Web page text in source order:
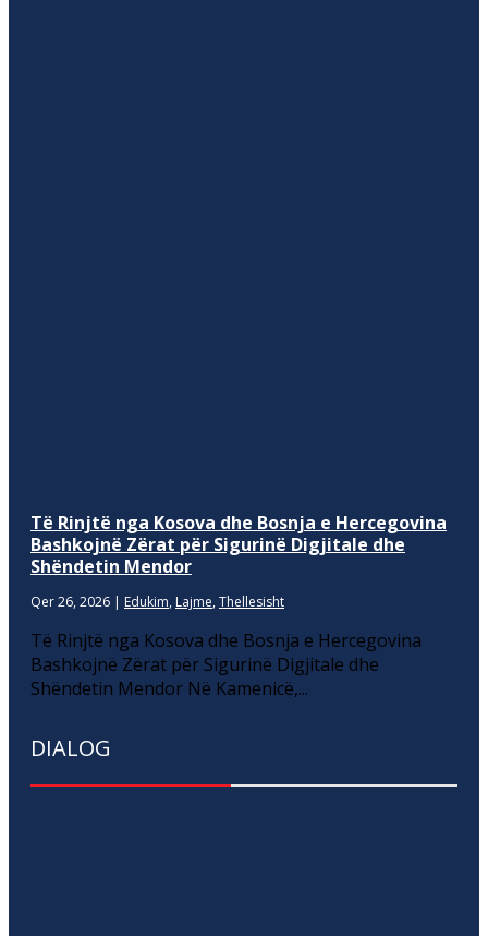
Të Rinjtë nga Kosova dhe Bosnja e Hercegovina
Bashkojnë Zërat për Sigurinë Digjitale dhe
Shëndetin Mendor
Qer 26, 2026 | Edukim, Lajme, Thellesisht
Të Rinjtë nga Kosova dhe Bosnja e Hercegovina
Bashkojnë Zërat për Sigurinë Digjitale dhe
Shëndetin Mendor Në Kamenicë,...
DIALOG